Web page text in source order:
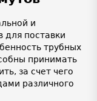
и
для поставки
трубных
принимать
за счет чего
различного